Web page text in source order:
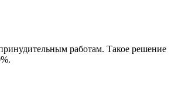
работам. Такое решение